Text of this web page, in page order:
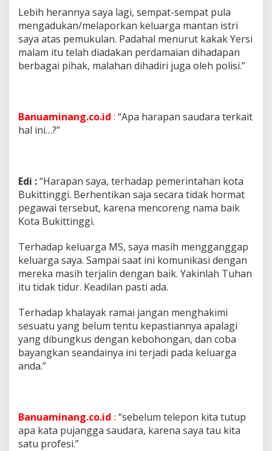
Lebih herannya saya lagi, sempat-sempat pula
mengadukan/melaporkan keluarga mantan istri
saya atas pemukulan. Padahal menurut kakak Yersi
malam itu telah diadakan perdamaian dihadapan
berbagai pihak, malahan dihadiri juga oleh polisi.”
Banuaminang.co.id : “Apa harapan saudara terkait
hal ini…?”
Edi :“Harapan saya, terhadap pemerintahan kota
Bukittinggi. Berhentikan saja secara tidak hormat
pegawai tersebut, karena mencoreng nama baik
Kota Bukittinggi.
Terhadap keluarga MS, saya masih mengganggap
keluarga saya. Sampai saat ini komunikasi dengan
mereka masih terjalin dengan baik. Yakinlah Tuhan
itu tidak tidur. Keadilan pasti ada.
Terhadap khalayak ramai jangan menghakimi
sesuatu yang belum tentu kepastiannya apalagi
yang dibungkus dengan kebohongan, dan coba
bayangkan seandainya ini terjadi pada keluarga
anda.”
Banuaminang.co.id :“sebelum telepon kita tutup
apa kata pujangga saudara, karena saya tau kita
satu profesi.”